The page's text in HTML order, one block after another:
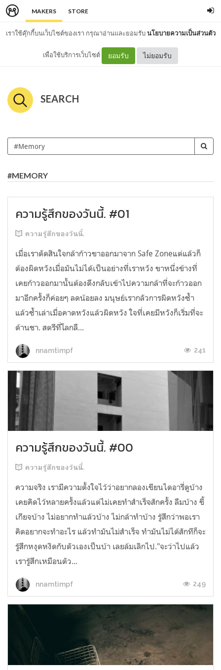
MAKERS STORE
เราใช้คุ๊กกี้บนเว็บไซต์ของเรา กรุณาอ่านและยอมรับนโยบายความเป็นส่วนตัว
เพื่อใช้บริการเว็บไซต์ ยอมรับ ไม่ยอมรับ
SEARCH
#MEMORY
ความรู้สึกของวันนี้. #01
ความรู้สึกของวันนี้.
เมื่อเราตัดสินใจกล้าก้าวขาออกมาจาก Safe Zoneแต่แล้วก็
ต้องผิดหวังเมื่อมันไม่ได้เป็นอย่างที่เราหวัง ขาหนึ่งข้างที่
เคยก้าวออกมานั้นต้องดึงกลับเข้าไปความกล้าที่จะก้าวออก
มาอีกครั้งก็ค่อยๆ ลดน้อยลง มนุษย์เรากลัวการผิดหวังซ้ำ
แล้วซ้ำเล่าเมื่อคาดหวังแล้วผิดหวัง ใจที่เคยมีหวังก็เริ่มที่จะ
ด้านชา. สตรีที่โลกลื...
nnamtimpf 241
ความรู้สึกของวันนี้. #00
ความรู้สึกของวันนี้.
ความจริง เรามีความตั้งใจไว้ว่าอยากลองเขียนไดอารี่ดูบ้าง
เคยคิดไว้หลายครั้งแล้วแต่ไม่เคยทำสำเร็จสักครั้ง ลืมบ้าง ขี้
เกียจบ้าง ไม่อยากทำแล้วบ้าง ไม่กล้าทำบ้าง รู้สึกว่าพอเรา
คิดอยากจะทำอะไร แล้วทำมันไม่สำเร็จ ทำมันไม่ได้สักทีก็จะ
รู้สึกหงุดหงิดกับตัวเองเป็นบ้า เลยล้มเลิกไป."จะว่าไปแล้ว
เรารู้สึกเหมือนตัว...
nnamtimpf 249